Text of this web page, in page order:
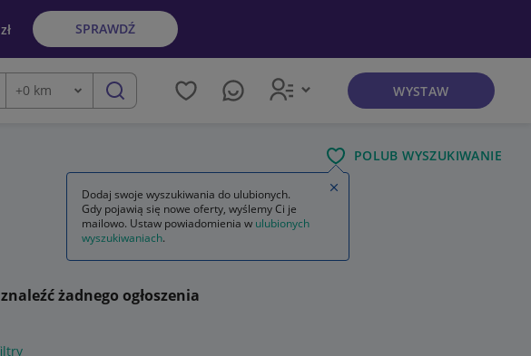
SPRAWDŹ
frazę
Odległość
+0 km szukaj WYSTAW
POLUB WYSZUKIWANIE
żadnego ogłoszenia
Dodaj swoje wyszukiwania do ulubionych.
Gdy pojawią się nowe oferty, wyślemy Ci je
mailowo. Ustaw powiadomienia w ulubionych
wyszukiwaniach.
Zamknij wskazówkę